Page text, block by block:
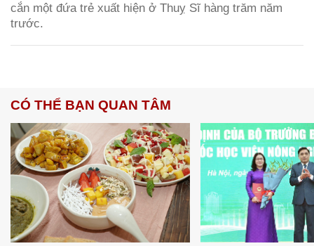
cắn một đứa trẻ xuất hiện ở Thuỵ Sĩ hàng trăm năm
trước.
CÓ THỂ BẠN QUAN TÂM